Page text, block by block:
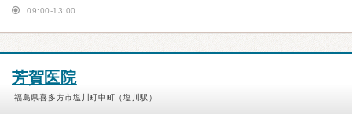
09:00-13:00
芳賀医院
福島県喜多方市塩川町中町（塩川駅）